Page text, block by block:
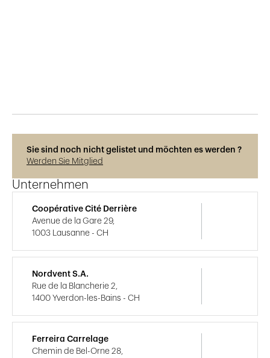
Sie sind noch nicht gelistet und möchten es werden ?
Werden Sie Mitglied
Unternehmen
Coopérative Cité Derrière
Avenue de la Gare 29,
1003 Lausanne - CH
Nordvent S.A.
Rue de la Blancherie 2,
1400 Yverdon-les-Bains - CH
Ferreira Carrelage
Chemin de Bel-Orne 28,